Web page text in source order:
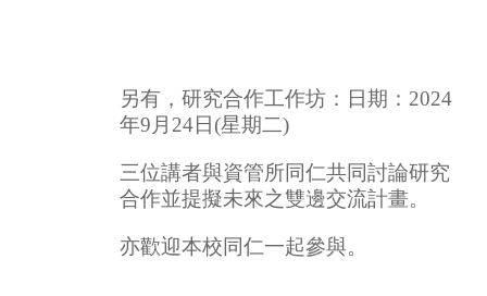
另有，研究合作⼯作坊：⽇期：2024
年9⽉24⽇(星期⼆)
三位講者與資管所同仁共同討論研究
合作並提擬未來之雙邊交流計畫。
亦歡迎本校同仁一起參與。